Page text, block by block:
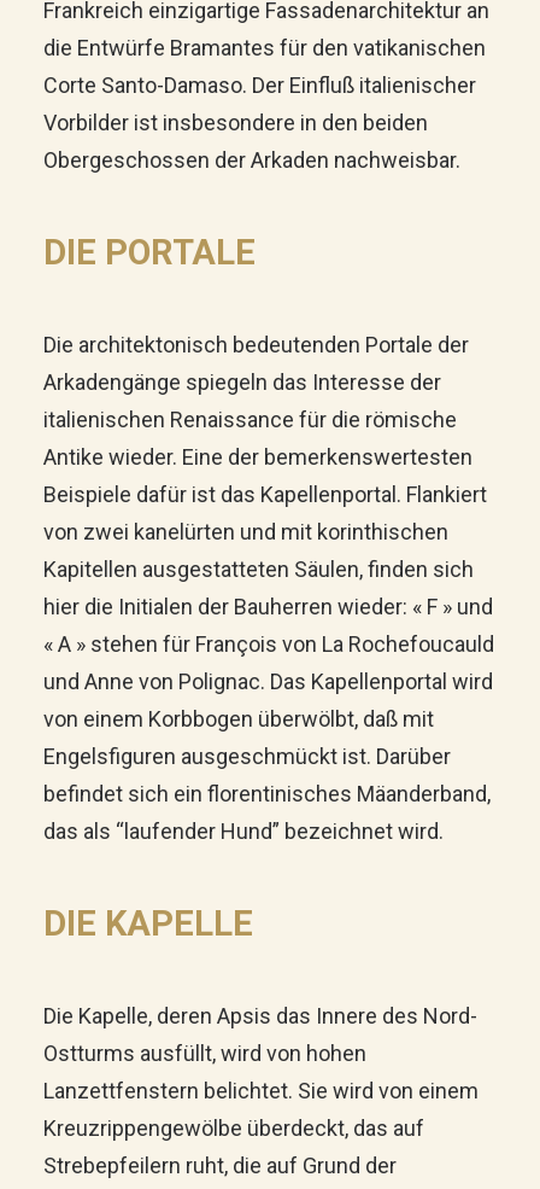
Frankreich einzigartige Fassadenarchitektur an
die Entwürfe Bramantes für den vatikanischen
Corte Santo-Damaso. Der Einfluß italienischer
Vorbilder ist insbesondere in den beiden
Obergeschossen der Arkaden nachweisbar.
DIE PORTALE
Die architektonisch bedeutenden Portale der
Arkadengänge spiegeln das Interesse der
italienischen Renaissance für die römische
Antike wieder. Eine der bemerkenswertesten
Beispiele dafür ist das Kapellenportal. Flankiert
von zwei kanelürten und mit korinthischen
Kapitellen ausgestatteten Säulen, finden sich
hier die Initialen der Bauherren wieder: « F » und
« A » stehen für François von La Rochefoucauld
und Anne von Polignac. Das Kapellenportal wird
von einem Korbbogen überwölbt, daß mit
Engelsfiguren ausgeschmückt ist. Darüber
befindet sich ein florentinisches Mäanderband,
das als “laufender Hund” bezeichnet wird.
DIE KAPELLE
Die Kapelle, deren Apsis das Innere des Nord-
Ostturms ausfüllt, wird von hohen
Lanzettfenstern belichtet. Sie wird von einem
Kreuzrippengewölbe überdeckt, das auf
Strebepfeilern ruht, die auf Grund der